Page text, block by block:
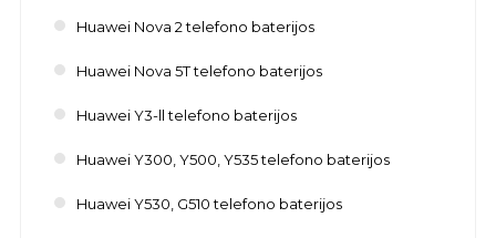
Huawei Nova 2 telefono baterijos
Huawei Nova 5T telefono baterijos
Huawei Y3-ll telefono baterijos
Huawei Y300, Y500, Y535 telefono baterijos
Huawei Y530, G510 telefono baterijos